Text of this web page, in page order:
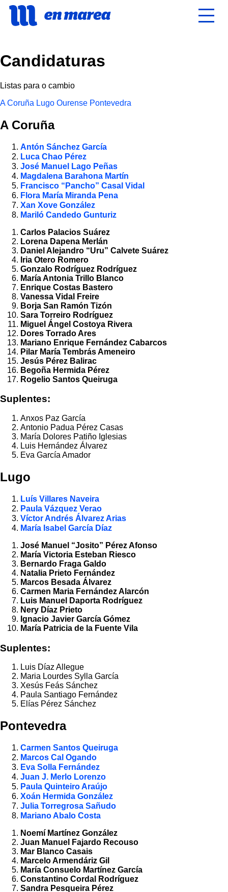
Candidaturas
Listas para o cambio
A Coruña Lugo Ourense Pontevedra
A Coruña
Antón Sánchez García
Luca Chao Pérez
José Manuel Lago Peñas
Magdalena Barahona Martín
Francisco “Pancho” Casal Vidal
Flora María Miranda Pena
Xan Xove González
Mariló Candedo Gunturiz
Carlos Palacios Suárez
Lorena Dapena Merlán
Daniel Alejandro “Uru” Calvete Suárez
Iria Otero Romero
Gonzalo Rodríguez Rodríguez
María Antonia Trillo Blanco
Enrique Costas Bastero
Vanessa Vidal Freire
Borja San Ramón Tizón
Sara Torreiro Rodríguez
Miguel Ángel Costoya Rivera
Dores Torrado Ares
Mariano Enrique Fernández Cabarcos
Pilar María Tembrás Ameneiro
Jesús Pérez Balirac
Begoña Hermida Pérez
Rogelio Santos Queiruga
Suplentes:
Anxos Paz García
Antonio Padua Pérez Casas
María Dolores Patiño Iglesias
Luis Hernández Álvarez
Eva García Amador
Lugo
Luís Villares Naveira
Paula Vázquez Verao
Víctor Andrés Álvarez Arias
María Isabel García Díaz
José Manuel “Josito” Pérez Afonso
María Victoria Esteban Riesco
Bernardo Fraga Galdo
Natalia Prieto Fernández
Marcos Besada Álvarez
Carmen Maria Fernández Alarcón
Luis Manuel Daporta Rodríguez
Nery Díaz Prieto
Ignacio Javier García Gómez
María Patricia de la Fuente Vila
Suplentes:
Luis Díaz Allegue
Maria Lourdes Sylla García
Xesús Feás Sánchez
Paula Santiago Fernández
Elías Pérez Sánchez
Pontevedra
Carmen Santos Queiruga
Marcos Cal Ogando
Eva Solla Fernández
Juan J. Merlo Lorenzo
Paula Quinteiro Araújo
Xoán Hermida González
Julia Torregrosa Sañudo
Mariano Abalo Costa
Noemí Martínez González
Juan Manuel Fajardo Recouso
Mar Blanco Casais
Marcelo Armendáriz Gil
María Consuelo Martínez García
Constantino Cordal Rodríguez
Sandra Pesqueira Pérez